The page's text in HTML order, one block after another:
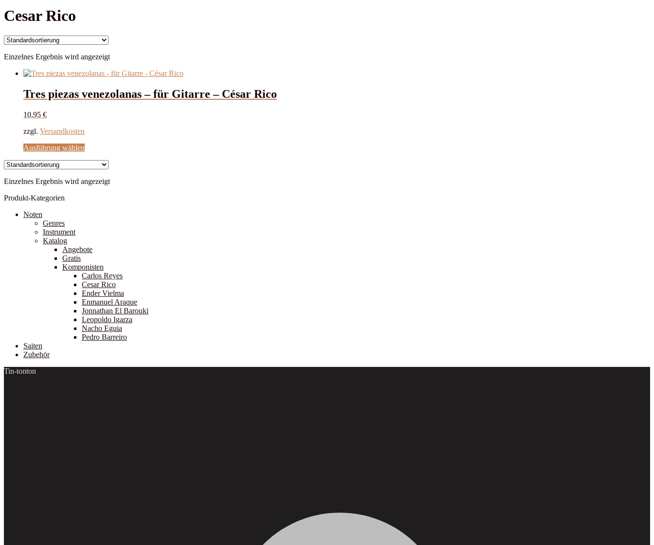
Cesar Rico
Einzelnes Ergebnis wird angezeigt
Tres piezas venezolanas – für Gitarre – César Rico
10,95 €
zzgl. Versandkosten
Ausführung wählen
Varianten
gewählt
Einzelnes Ergebnis wird angezeigt
Produkt-Kategorien
Noten
Genres
Instrument
Katalog
Angebote
Gratis
Komponisten
Carlos Reyes
Cesar Rico
Ender Vielma
Enmanuel Araque
Jonnathan El Barouki
Leopoldo Igarza
Nacho Eguia
Pedro Barreiro
Saiten
Zubehör
Tin-tonton